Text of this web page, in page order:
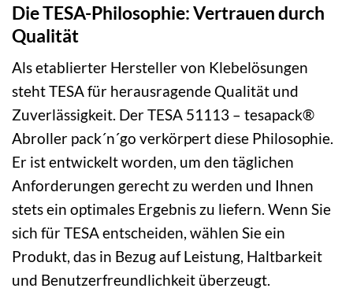
Die TESA-Philosophie: Vertrauen durch
Qualität
Als etablierter Hersteller von Klebelösungen
steht TESA für herausragende Qualität und
Zuverlässigkeit. Der TESA 51113 – tesapack®
Abroller pack´n´go verkörpert diese Philosophie.
Er ist entwickelt worden, um den täglichen
Anforderungen gerecht zu werden und Ihnen
stets ein optimales Ergebnis zu liefern. Wenn Sie
sich für TESA entscheiden, wählen Sie ein
Produkt, das in Bezug auf Leistung, Haltbarkeit
und Benutzerfreundlichkeit überzeugt.